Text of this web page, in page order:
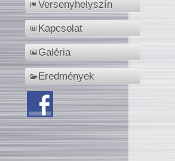
Versenyhelyszín
Kapcsolat
Galéria
Eredmények